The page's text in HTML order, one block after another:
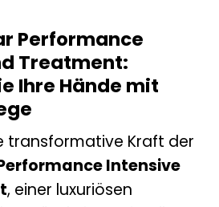
Performance
Treatment:
Ihre Hände mit
transformative Kraft der
Intensive
, einer luxuriösen